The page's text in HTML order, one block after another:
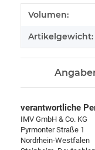
Wert
Volumen:
Artikelgewicht:
verantwortliche
IMV GmbH & Co. KG
Pyrmonter Straße 1
Nordrhein-Westfalen